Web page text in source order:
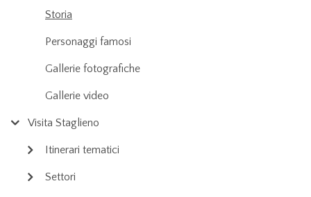
Storia
Personaggi famosi
Gallerie fotografiche
Gallerie video
Visita Staglieno
Itinerari tematici
Settori